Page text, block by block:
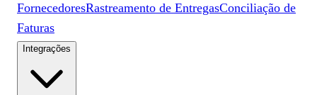
FornecedoresRastreamento de EntregasConciliação de
Faturas
Integrações